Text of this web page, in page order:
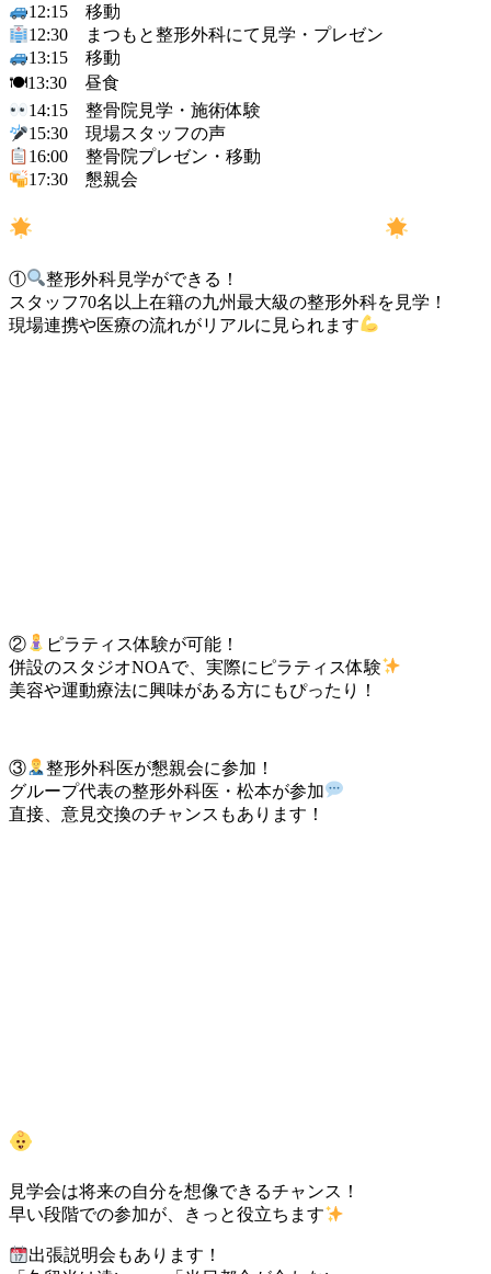
12:15 移動
12:30 まつもと整形外科にて見学・プレゼン
13:15 移動
🍽13:30 昼食
14:15 整骨院見学・施術体験
15:30 現場スタッフの声
16:00 整骨院プレゼン・移動
17:30 懇親会
①
整形外科見学ができる！
スタッフ70名以上在籍の九州最大級の整形外科を見学！
現場連携や医療の流れがリアルに見られます
②
ピラティス体験が可能！
併設のスタジオNOAで、実際にピラティス体験
美容や運動療法に興味がある方にもぴったり！
③
整形外科医が懇親会に参加！
グループ代表の整形外科医・松本が参加
直接、意見交換のチャンスもあります！
見学会は将来の自分を想像できるチャンス！
早い段階での参加が、きっと役立ちます
出張説明会もあります！